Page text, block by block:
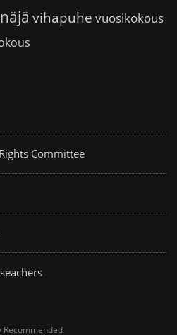
vihapuhe vuosikokous
Committee
Recommended